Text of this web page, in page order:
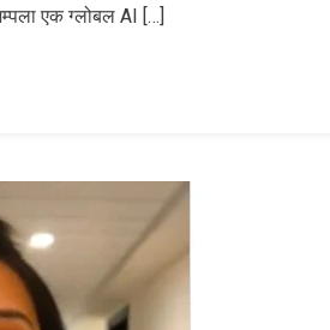
एक ग्लोबल AI […]